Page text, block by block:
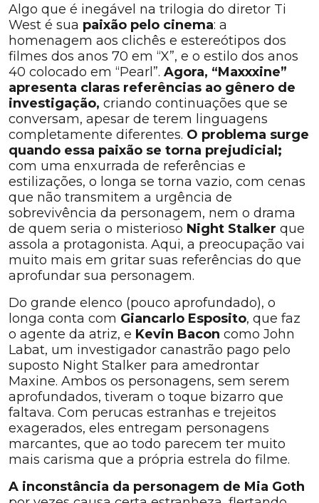
Algo que é inegável na trilogia do diretor Ti
West é sua paixão pelo cinema: a
homenagem aos clichês e estereótipos dos
filmes dos anos 70 em “X”, e o estilo dos anos
40 colocado em “Pearl”. Agora, “Maxxxine”
apresenta claras referências ao gênero de
investigação, criando continuações que se
conversam, apesar de terem linguagens
completamente diferentes. O problema surge
quando essa paixão se torna prejudicial;
com uma enxurrada de referências e
estilizações, o longa se torna vazio, com cenas
que não transmitem a urgência de
sobrevivência da personagem, nem o drama
de quem seria o misterioso Night Stalker que
assola a protagonista. Aqui, a preocupação vai
muito mais em gritar suas referências do que
aprofundar sua personagem.
Do grande elenco (pouco aprofundado), o
longa conta com Giancarlo Esposito, que faz
o agente da atriz, e Kevin Bacon como John
Labat, um investigador canastrão pago pelo
suposto Night Stalker para amedrontar
Maxine. Ambos os personagens, sem serem
aprofundados, tiveram o toque bizarro que
faltava. Com perucas estranhas e trejeitos
exagerados, eles entregam personagens
marcantes, que ao todo parecem ter muito
mais carisma que a própria estrela do filme.
A inconstância da personagem de Mia Goth